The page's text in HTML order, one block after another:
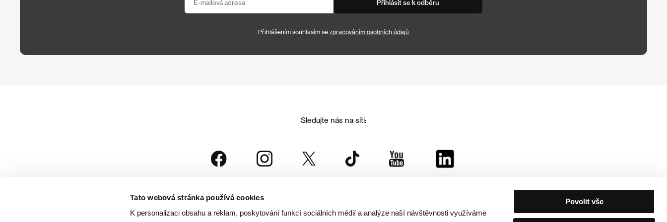
Tato webová stránka používá cookies
K personalizaci obsahu a reklam, poskytování funkcí sociálních médií a analýze naší návštěvnosti využíváme
Povolit vše
Přihlásit se k odběru
Přihlášením souhlasím se zpracováním osobních údajů
Sledujte nás na síti:
je součástí rodiny KVIFF Group, která zastřešuje i další projekty: